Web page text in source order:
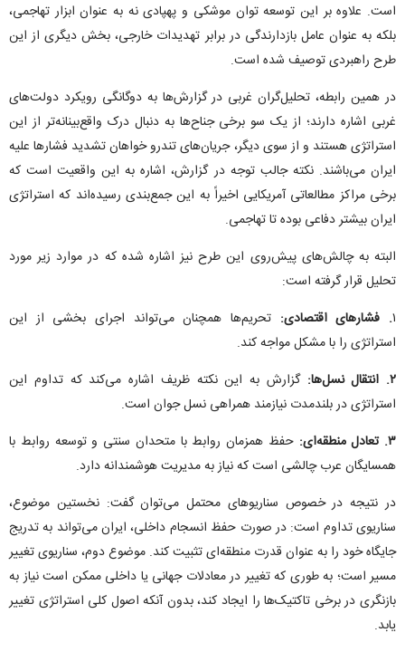
است. علاوه بر این توسعه توان موشکی و پهپادی نه به عنوان ابزار تهاجمی،
بلکه به عنوان عامل بازدارندگی در برابر تهدیدات خارجی، بخش دیگری از این
طرح راهبردی توصیف شده است.
در همین رابطه، تحلیل‌گران غربی در گزارش‌ها به دوگانگی رویکرد دولت‌های
غربی اشاره دارند؛ از یک سو برخی جناح‌ها به دنبال درک واقع‌بینانه‌تر از این
استراتژی هستند و از سوی دیگر، جریان‌های تندرو خواهان تشدید فشار‌ها علیه
ایران می‌باشند. نکته جالب توجه در گزارش، اشاره به این واقعیت است که
برخی مراکز مطالعاتی آمریکایی اخیراً به این جمع‌بندی رسیده‌اند که استراتژی
ایران بیشتر دفاعی بوده تا تهاجمی.
البته به چالش‌های پیش‌روی این طرح نیز اشاره شده که در موارد زیر مورد
تحلیل قرار گرفته است:
۱. فشار‌های اقتصادی: تحریم‌ها همچنان می‌تواند اجرای بخشی از این
استراتژی را با مشکل مواجه کند.
۲. انتقال نسل‌ها:
گزارش به این نکته ظریف اشاره می‌کند که تداوم این
استراتژی در بلندمدت نیازمند همراهی نسل جوان است.
۳. تعادل منطقه‌ای:
حفظ همزمان روابط با متحدان سنتی و توسعه روابط با
همسایگان عرب چالشی است که نیاز به مدیریت هوشمندانه دارد.
در نتیجه در خصوص سناریو‌های محتمل می‌توان گفت: نخستین موضوع،
سناریوی تداوم است: در صورت حفظ انسجام داخلی، ایران می‌تواند به تدریج
جایگاه خود را به عنوان قدرت منطقه‌ای تثبیت کند. موضوع دوم، سناریوی تغییر
مسیر است؛ به طوری که تغییر در معادلات جهانی یا داخلی ممکن است نیاز به
بازنگری در برخی تاکتیک‌ها را ایجاد کند، بدون آنکه اصول کلی استراتژی تغییر
یابد.